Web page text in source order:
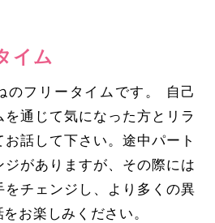
イム
のフリータイムです。 自己
を通じて気になった方とリラ
お話して下さい。途中パート
ジがありますが、その際には
をチェンジし、より多くの異
お楽しみください。